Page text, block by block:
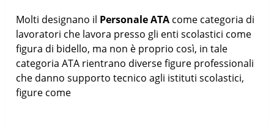
Molti designano il Personale ATA come categoria di
lavoratori che lavora presso gli enti scolastici come
figura di bidello, ma non è proprio così, in tale
categoria ATA rientrano diverse figure professionali
che danno supporto tecnico agli istituti scolastici,
figure come